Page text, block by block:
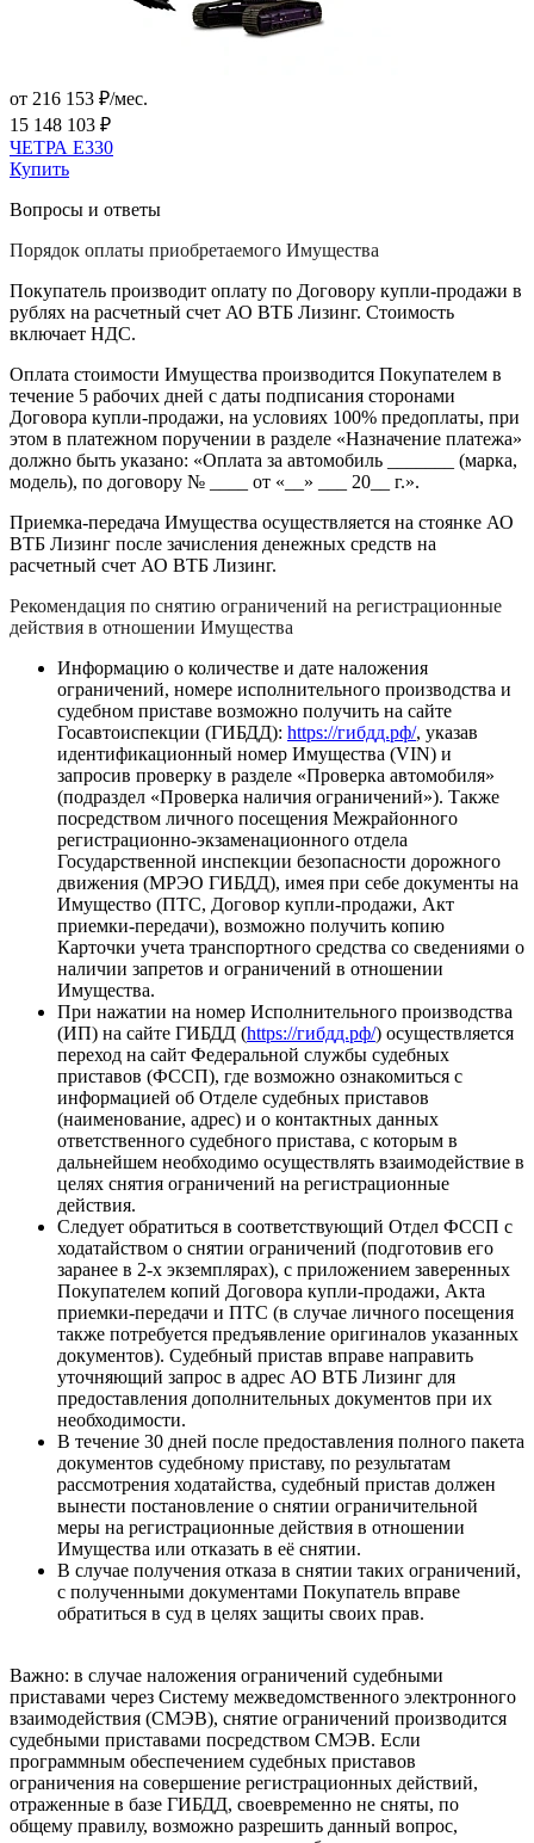
от 216 153 ₽/мес.
15 148 103 ₽
ЧЕТРА Е330
Купить
Вопросы и ответы
Порядок оплаты приобретаемого Имущества
Покупатель производит оплату по Договору купли-продажи в
рублях на расчетный счет АО ВТБ Лизинг. Стоимость
включает НДС.
Оплата стоимости Имущества производится Покупателем в
течение 5 рабочих дней с даты подписания сторонами
Договора купли-продажи, на условиях 100% предоплаты, при
этом в платежном поручении в разделе «Назначение платежа»
должно быть указано: «Оплата за автомобиль _______ (марка,
модель), по договору № ____ от «__» ___ 20__ г.».
Приемка-передача Имущества осуществляется на стоянке АО
ВТБ Лизинг после зачисления денежных средств на
расчетный счет АО ВТБ Лизинг.
Рекомендация по снятию ограничений на регистрационные
действия в отношении Имущества
Информацию о количестве и дате наложения
ограничений, номере исполнительного производства и
судебном приставе возможно получить на сайте
Госавтоиспекции (ГИБДД): https://гибдд.рф/, указав
идентификационный номер Имущества (VIN) и
запросив проверку в разделе «Проверка автомобиля»
(подраздел «Проверка наличия ограничений»). Также
посредством личного посещения Межрайонного
регистрационно-экзаменационного отдела
Государственной инспекции безопасности дорожного
движения (МРЭО ГИБДД), имея при себе документы на
Имущество (ПТС, Договор купли-продажи, Акт
приемки-передачи), возможно получить копию
Карточки учета транспортного средства со сведениями о
наличии запретов и ограничений в отношении
Имущества.
При нажатии на номер Исполнительного производства
(ИП) на сайте ГИБДД (https://гибдд.рф/) осуществляется
переход на сайт Федеральной службы судебных
приставов (ФССП), где возможно ознакомиться с
информацией об Отделе судебных приставов
(наименование, адрес) и о контактных данных
ответственного судебного пристава, с которым в
дальнейшем необходимо осуществлять взаимодействие в
целях снятия ограничений на регистрационные
действия.
Следует обратиться в соответствующий Отдел ФССП с
ходатайством о снятии ограничений (подготовив его
заранее в 2-х экземплярах), с приложением заверенных
Покупателем копий Договора купли-продажи, Акта
приемки-передачи и ПТС (в случае личного посещения
также потребуется предъявление оригиналов указанных
документов). Судебный пристав вправе направить
уточняющий запрос в адрес АО ВТБ Лизинг для
предоставления дополнительных документов при их
необходимости.
В течение 30 дней после предоставления полного пакета
документов судебному приставу, по результатам
рассмотрения ходатайства, судебный пристав должен
вынести постановление о снятии ограничительной
меры на регистрационные действия в отношении
Имущества или отказать в её снятии.
В случае получения отказа в снятии таких ограничений,
с полученными документами Покупатель вправе
обратиться в суд в целях защиты своих прав.
Важно: в случае наложения ограничений судебными
приставами через Систему межведомственного электронного
взаимодействия (СМЭВ), снятие ограничений производится
судебными приставами посредством СМЭВ. Если
программным обеспечением судебных приставов
ограничения на совершение регистрационных действий,
отраженные в базе ГИБДД, своевременно не сняты, по
общему правилу, возможно разрешить данный вопрос,